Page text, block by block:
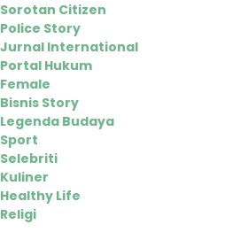
Sorotan Citizen
Police Story
Jurnal International
Portal Hukum
Female
Bisnis Story
Legenda Budaya
Sport
Selebriti
Kuliner
Healthy Life
Religi